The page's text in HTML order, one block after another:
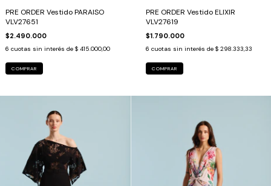
PRE ORDER Vestido PARAISO
VLV27651
$2.490.000
6 cuotas sin interés de $ 415.000,00
COMPRAR
PRE ORDER Vestido ELIXIR
VLV27619
$1.790.000
6 cuotas sin interés de $ 298.333,33
COMPRAR